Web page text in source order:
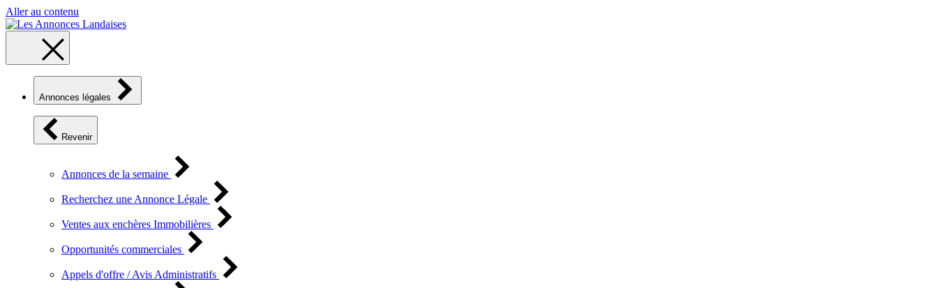
Aller au contenu
Annonces légales
Revenir
Annonces de la semaine
Recherchez une Annonce Légale
Ventes aux enchères Immobilières
Opportunités commerciales
Appels d'offre / Avis Administratifs